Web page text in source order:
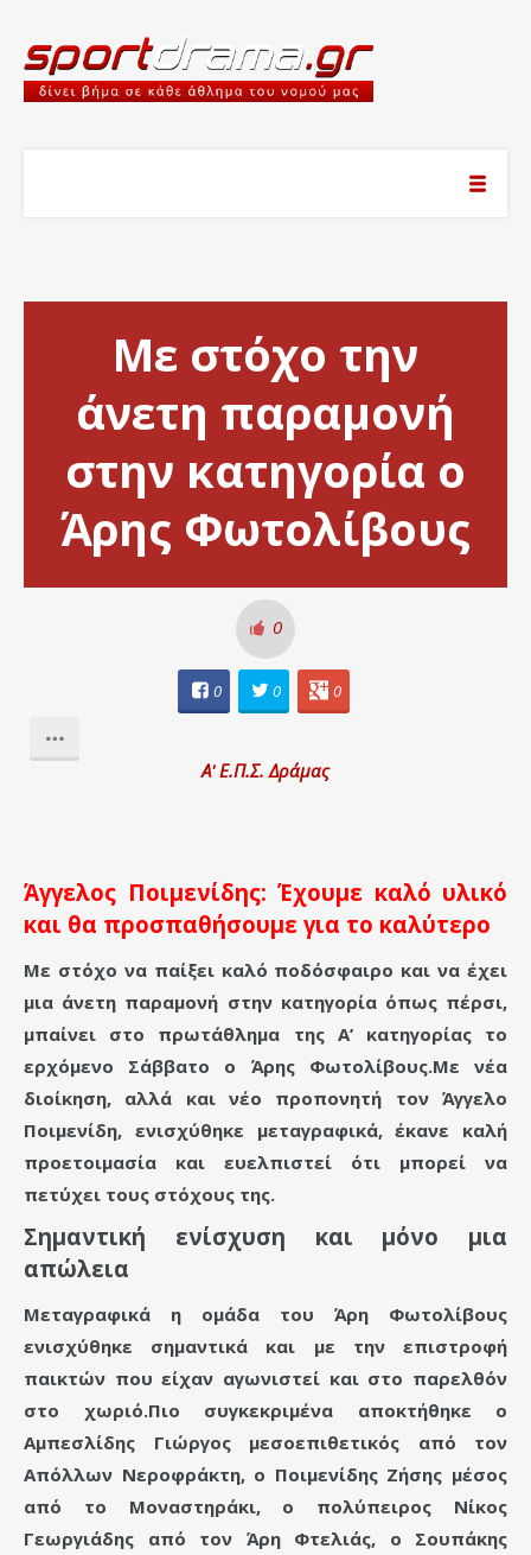
Με στόχο την
άνετη παραμονή
στην κατηγορία ο
Άρης Φωτολίβους
0
0 0 0
Α' Ε.Π.Σ. Δράμας
Άγγελος Ποιμενίδης: Έχουμε καλό υλικό
και θα προσπαθήσουμε για το καλύτερο
Με στόχο να παίξει καλό ποδόσφαιρο και να έχει
μια άνετη παραμονή στην κατηγορία όπως πέρσι,
μπαίνει στο πρωτάθλημα της Α’ κατηγορίας το
ερχόμενο Σάββατο ο Άρης Φωτολίβους.Με νέα
διοίκηση, αλλά και νέο προπονητή τον Άγγελο
Ποιμενίδη, ενισχύθηκε μεταγραφικά, έκανε καλή
προετοιμασία και ευελπιστεί ότι μπορεί να
πετύχει τους στόχους της.
Σημαντική ενίσχυση και μόνο μια
απώλεια
Μεταγραφικά η ομάδα του Άρη Φωτολίβους
ενισχύθηκε σημαντικά και με την επιστροφή
παικτών που είχαν αγωνιστεί και στο παρελθόν
στο χωριό.Πιο συγκεκριμένα αποκτήθηκε ο
Αμπεσλίδης Γιώργος μεσοεπιθετικός από τον
Απόλλων Νεροφράκτη, ο Ποιμενίδης Ζήσης μέσος
από το Μοναστηράκι, ο πολύπειρος Νίκος
Γεωργιάδης από τον Άρη Φτελιάς, ο Σουπάκης